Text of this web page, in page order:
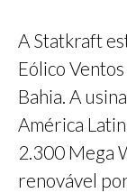
A Statkraft
Eólico
Bahia. A
América
2.300 Mega
renovável